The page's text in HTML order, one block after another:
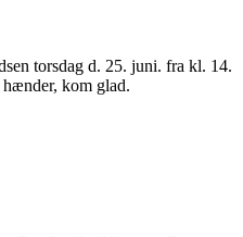
torsdag d. 25. juni. fra kl. 14.
kom glad.